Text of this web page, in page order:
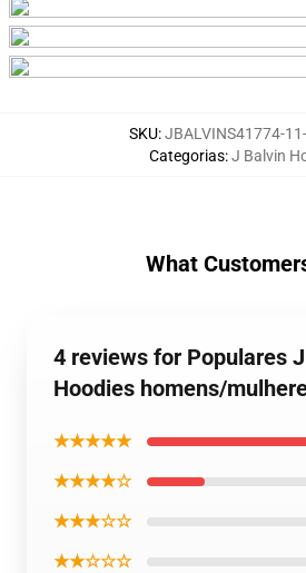
SKU:JBALVINS41774-
Categorias:J Balvin
What
4 reviews for Populares
Hoodies homens/
★★★★★
★★★★☆
★★★☆☆
★★☆☆☆